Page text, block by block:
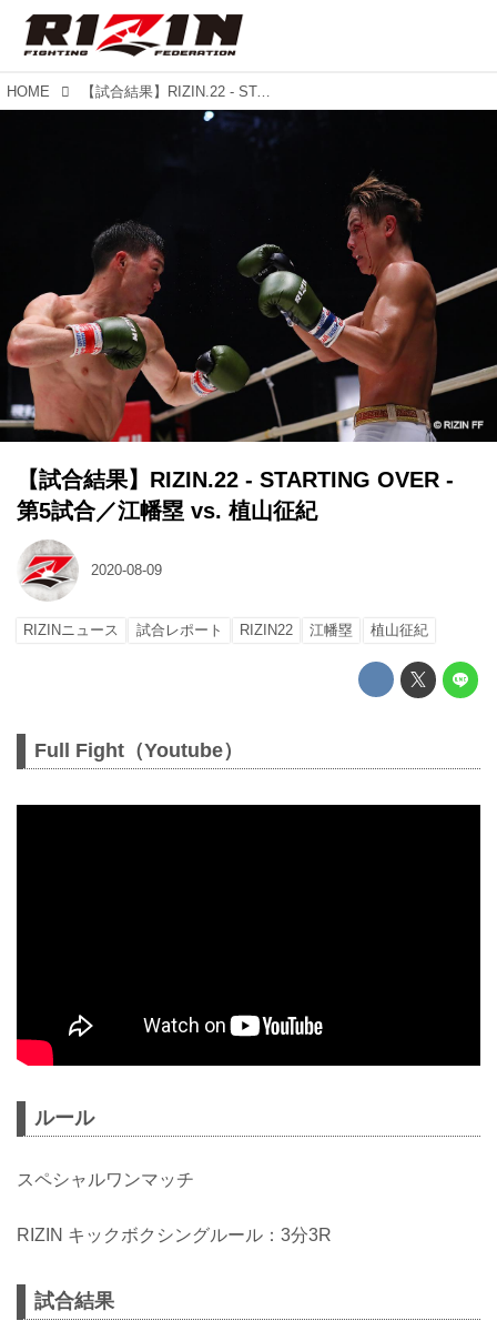
HOME 【試合結果】RIZIN.22 - STARTING OVER - 第5試合／江幡塁 vs. 植山征紀
【試合結果】RIZIN.22 - STARTING OVER -
第5試合／江幡塁 vs. 植山征紀
2020-08-09
RIZINニュース 試合レポート RIZIN22 江幡塁 植山征紀
Full Fight（Youtube）
ルール
スペシャルワンマッチ
RIZIN キックボクシングルール：3分3R
試合結果